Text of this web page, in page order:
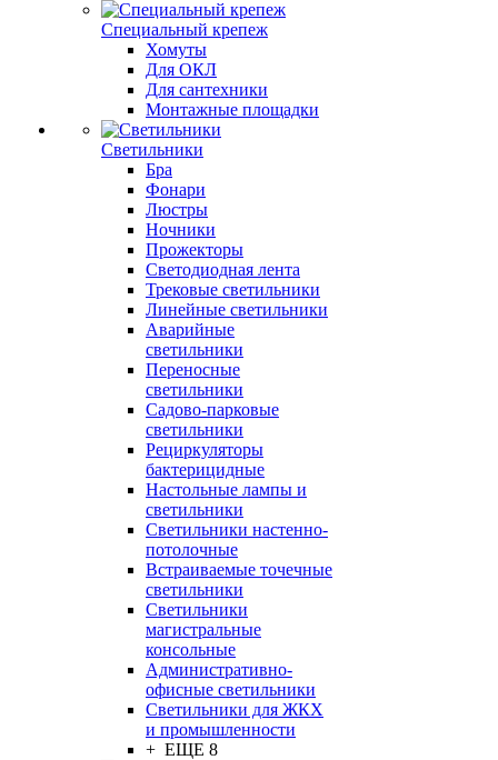
Специальный крепеж
Хомуты
Для ОКЛ
Для сантехники
Монтажные площадки
Светильники
Бра
Фонари
Люстры
Ночники
Прожекторы
Светодиодная лента
Трековые светильники
Линейные светильники
Аварийные
светильники
Переносные
светильники
Садово-парковые
светильники
Рециркуляторы
бактерицидные
Настольные лампы и
светильники
Светильники настенно-
потолочные
Встраиваемые точечные
светильники
Светильники
магистральные
консольные
Административно-
офисные светильники
Светильники для ЖКХ
и промышленности
+ ЕЩЕ 8